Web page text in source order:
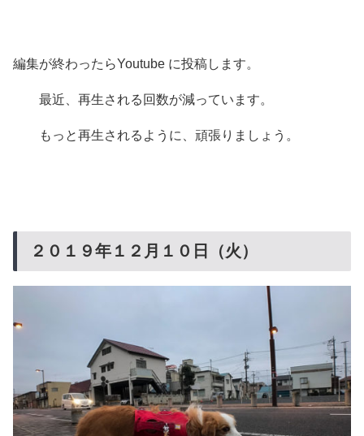
編集が終わったらYoutube に投稿します。
最近、再生される回数が減っています。
もっと再生されるように、頑張りましょう。
２０１９年１２月１０日（火）